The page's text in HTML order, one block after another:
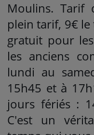
Moulins. Tarif
plein tarif, 9€
gratuit pour
les anciens
lundi au
15h45 et à
jours fériés :
C'est un